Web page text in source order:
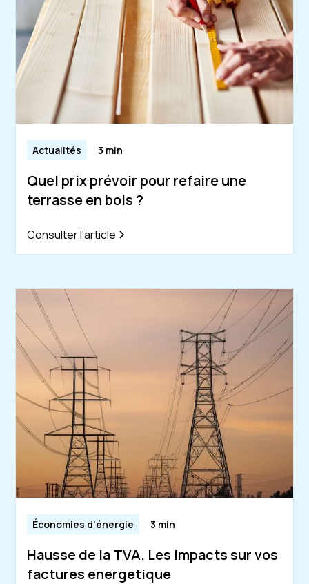
Actualités 3 min
Quel prix prévoir pour refaire une
terrasse en bois ?
Consulter l'article
Économies d'énergie 3 min
Hausse de la TVA. Les impacts sur vos
factures energetique